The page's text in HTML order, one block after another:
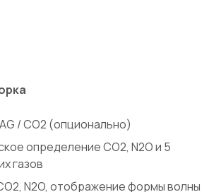
/ CO2 (опционально)
определение CO2, N2O и 5
газов
N2O, отображение формы волны